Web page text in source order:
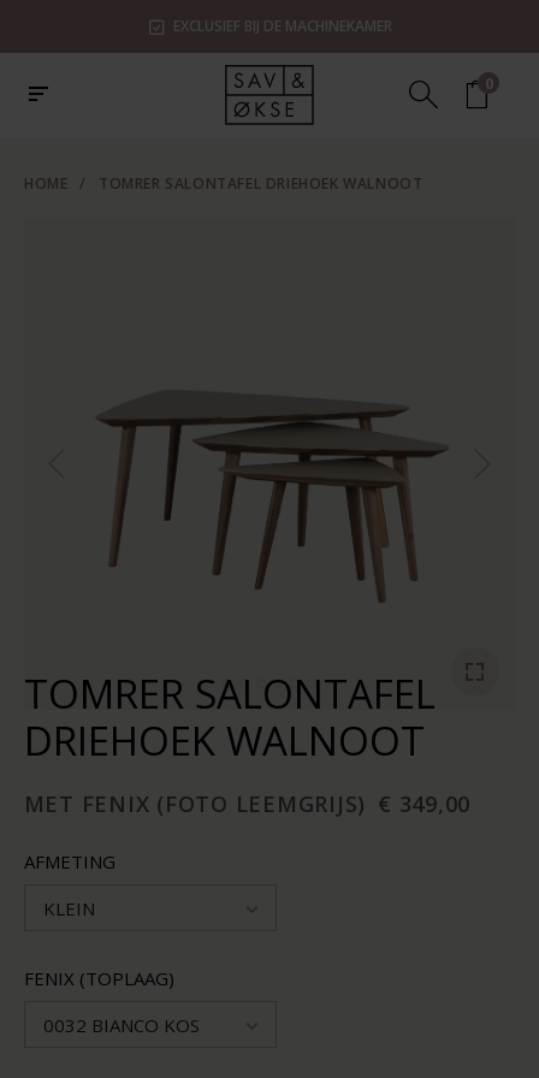
EXCLUSIEF BIJ DE MACHINEKAMER
0
HOME / TOMRER SALONTAFEL DRIEHOEK WALNOOT
TOMRER SALONTAFEL
DRIEHOEK WALNOOT
MET FENIX (FOTO LEEMGRIJS) € 349,00
AFMETING
KLEIN
FENIX (TOPLAAG)
0032 BIANCO KOS